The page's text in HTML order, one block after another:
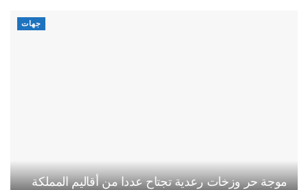
جهات
موجة حر وزخات رعدية تجتاح عددا من أقاليم المملكة